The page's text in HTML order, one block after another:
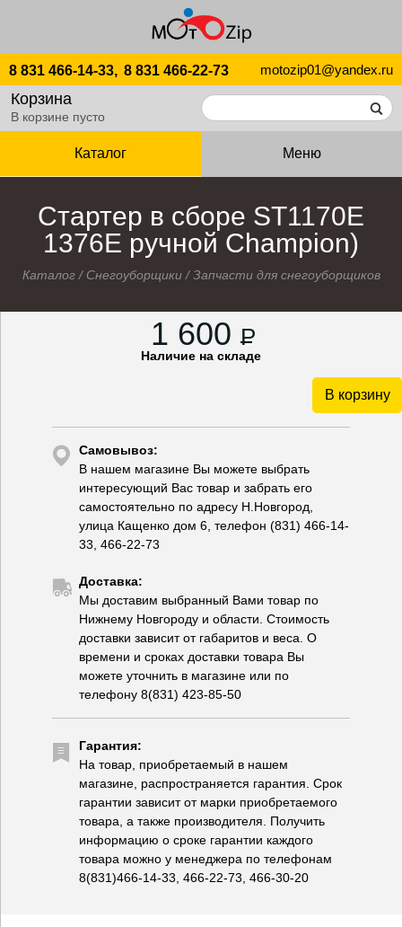
8 831 466-14-33, 8 831 466-22-73 motozip01@yandex.ru
Корзина
В корзине пусто
Каталог Меню
Стартер в сборе ST1170Е
1376Е ручной Champion)
Каталог/ Снегоуборщики/Запчасти для снегоуборщиков
1 600 P
Наличие на складе
В корзину
Самовывоз:
В нашем магазине Вы можете выбрать
интересующий Вас товар и забрать его
самостоятельно по адресу Н.Новгород,
улица Кащенко дом 6, телефон (831) 466-14-
33, 466-22-73
Доставка:
Мы доставим выбранный Вами товар по
Нижнему Новгороду и области. Стоимость
доставки зависит от габаритов и веса. О
времени и сроках доставки товара Вы
можете уточнить в магазине или по
телефону 8(831) 423-85-50
Гарантия:
На товар, приобретаемый в нашем
магазине, распространяется гарантия. Срок
гарантии зависит от марки приобретаемого
товара, а также производителя. Получить
информацию о сроке гарантии каждого
товара можно у менеджера по телефонам
8(831)466-14-33, 466-22-73, 466-30-20